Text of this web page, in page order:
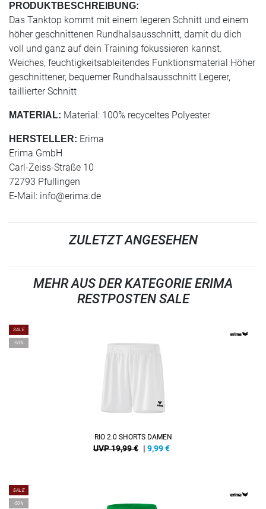
PRODUKTBESCHREIBUNG:
Das Tanktop kommt mit einem legeren Schnitt und einem
höher geschnittenen Rundhalsausschnitt, damit du dich
voll und ganz auf dein Training fokussieren kannst.
Weiches, feuchtigkeitsableitendes Funktionsmaterial Höher
geschnittener, bequemer Rundhalsausschnitt Legerer,
taillierter Schnitt
MATERIAL: Material: 100% recyceltes Polyester
HERSTELLER: Erima
Erima GmbH
Carl-Zeiss-Straße 10
72793 Pfullingen
E-Mail: info@erima.de
ZULETZT ANGESEHEN
MEHR AUS DER KATEGORIE ERIMA
RESTPOSTEN SALE
SALE
-50%
RIO 2.0 SHORTS DAMEN
UVP 19,99 € | 9,99€
SALE
-50%